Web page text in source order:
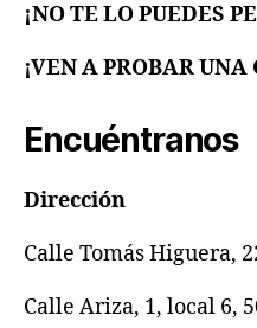
¡NO TE LO PUEDES
¡VEN A PROBAR
Encuéntranos
Dirección
Calle Tomás Higuera,
Calle Ariza, 1, local 6,